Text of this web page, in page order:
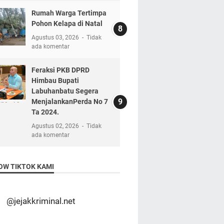
Rumah Warga Tertimpa
Pohon Kelapa di Natal
Agustus 03, 2026
Tidak
ada komentar
Feraksi PKB DPRD
Himbau Bupati
Labuhanbatu Segera
MenjalankanPerda No 7
Ta 2024.
Agustus 02, 2026
Tidak
ada komentar
TIKTOK KAMI
@jejakkriminal.net